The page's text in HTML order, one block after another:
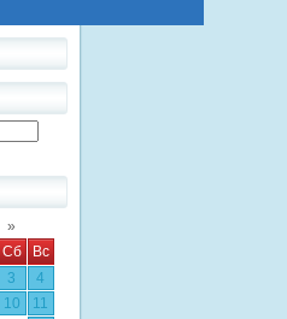
»
Сб
Вс
3
4
10
11